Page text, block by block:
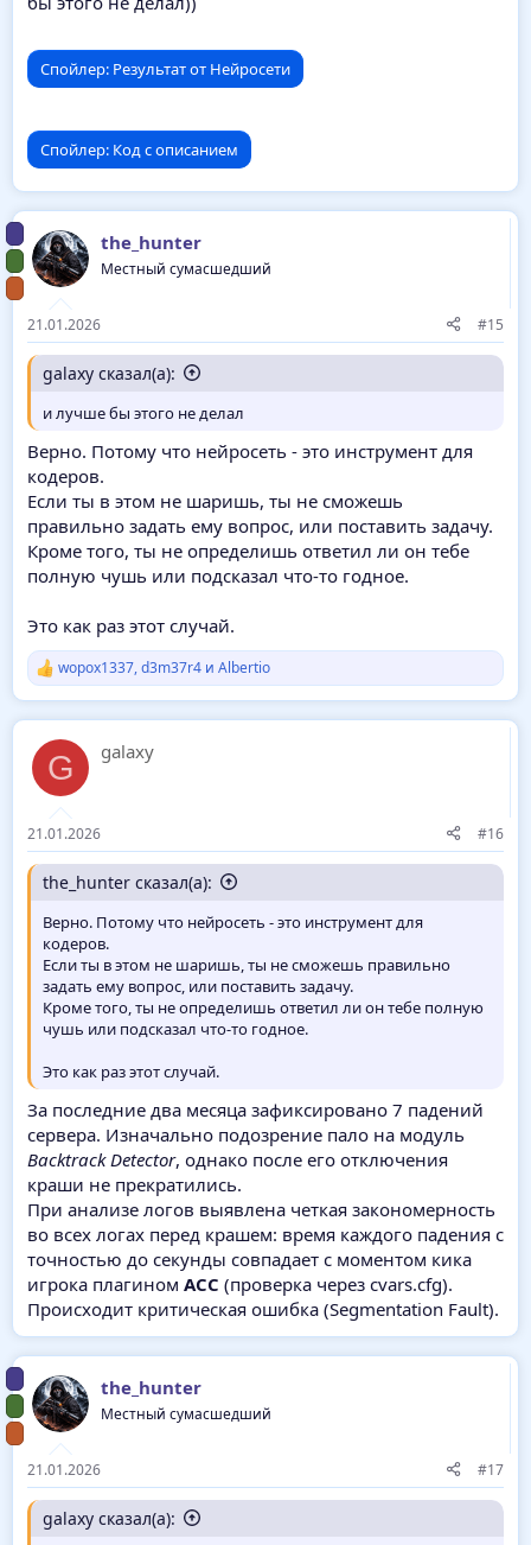
Спойлер: Результат от Нейросети
Спойлер: Код с описанием
the_hunter
Местный сумасшедший
21.01.2026 #15
galaxy сказал(а):
и лучше бы этого не делал
Верно. Потому что нейросеть - это инструмент для
кодеров.
Если ты в этом не шаришь, ты не сможешь
правильно задать ему вопрос, или поставить задачу.
Кроме того, ты не определишь ответил ли он тебе
полную чушь или подсказал что-то годное.
Это как раз этот случай.
Р
ц
и
wopox1337,d3m37r4 и Albertio
G galaxy
21.01.2026 #16
the_hunter сказал(а):
Верно. Потому что нейросеть - это инструмент для
кодеров.
Если ты в этом не шаришь, ты не сможешь правильно
задать ему вопрос, или поставить задачу.
Кроме того, ты не определишь ответил ли он тебе полную
чушь или подсказал что-то годное.
Это как раз этот случай.
За последние два месяца зафиксировано 7 падений
сервера. Изначально подозрение пало на модуль
Backtrack Detector, однако после его отключения
краши не прекратились.
При анализе логов выявлена четкая закономерность
во всех логах перед крашем: время каждого падения с
точностью до секунды совпадает с моментом кика
игрока плагином ACC (проверка через cvars.cfg).
Происходит критическая ошибка (Segmentation Fault).
the_hunter
Местный сумасшедший
21.01.2026 #17
galaxy сказал(а):